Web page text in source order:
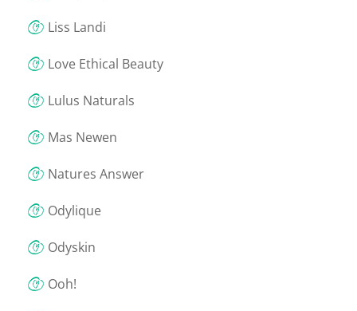
Liss Landi
Love Ethical Beauty
Lulus Naturals
Mas Newen
Natures Answer
Odylique
Odyskin
Ooh!